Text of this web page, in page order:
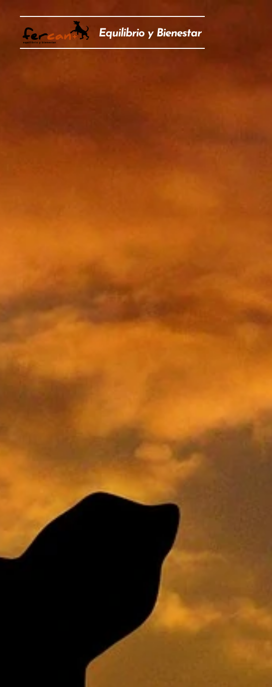
Equilibrio y Bienestar